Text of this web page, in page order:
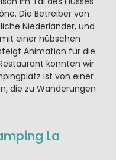
Die Betreiber von
Niederländer, und
einer hübschen
Animation für die
konnten wir
ist von einer
die zu Wanderungen
La